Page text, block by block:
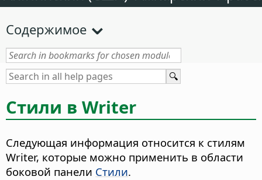
Содержимое
Стили в Writer
Следующая информация относится к стилям
Writer, которые можно применить в области
боковой панели Стили.